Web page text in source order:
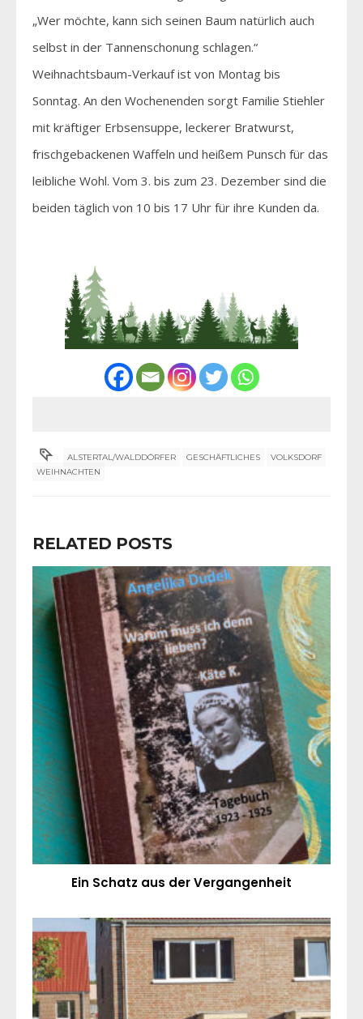
„Wer möchte, kann sich seinen Baum natürlich auch
selbst in der Tannenschonung schlagen.“
Weihnachtsbaum-Verkauf ist von Montag bis
Sonntag. An den Wochenenden sorgt Familie Stiehler
mit kräftiger Erbsensuppe, leckerer Bratwurst,
frischgebackenen Waffeln und heißem Punsch für das
leibliche Wohl. Vom 3. bis zum 23. Dezember sind die
beiden täglich von 10 bis 17 Uhr für ihre Kunden da.
ALSTERTAL/WALDDÖRFER GESCHÄFTLICHES
VOLKSDORF
WEIHNACHTEN
RELATED POSTS
Ein Schatz aus der Vergangenheit